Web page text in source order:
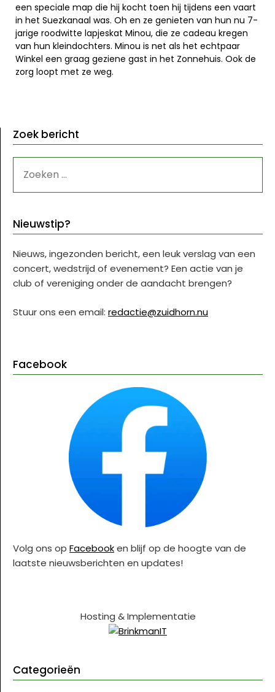
een speciale map die hij kocht toen hij tijdens een vaart
in het Suezkanaal was. Oh en ze genieten van hun nu 7-
jarige roodwitte lapjeskat Minou, die ze cadeau kregen
van hun kleindochters. Minou is net als het echtpaar
Winkel een graag geziene gast in het Zonnehuis. Ook de
zorg loopt met ze weg.
Zoek bericht
NAAR:
Nieuwstip?
Nieuws, ingezonden bericht, een leuk verslag van een
concert, wedstrijd of evenement? Een actie van je
club of vereniging onder de aandacht brengen?
Stuur ons een email: redactie@zuidhorn.nu
Facebook
Volg ons op Facebooken blijf op de hoogte van de
laatste nieuwsberichten en updates!
Hosting & Implementatie
Categorieën